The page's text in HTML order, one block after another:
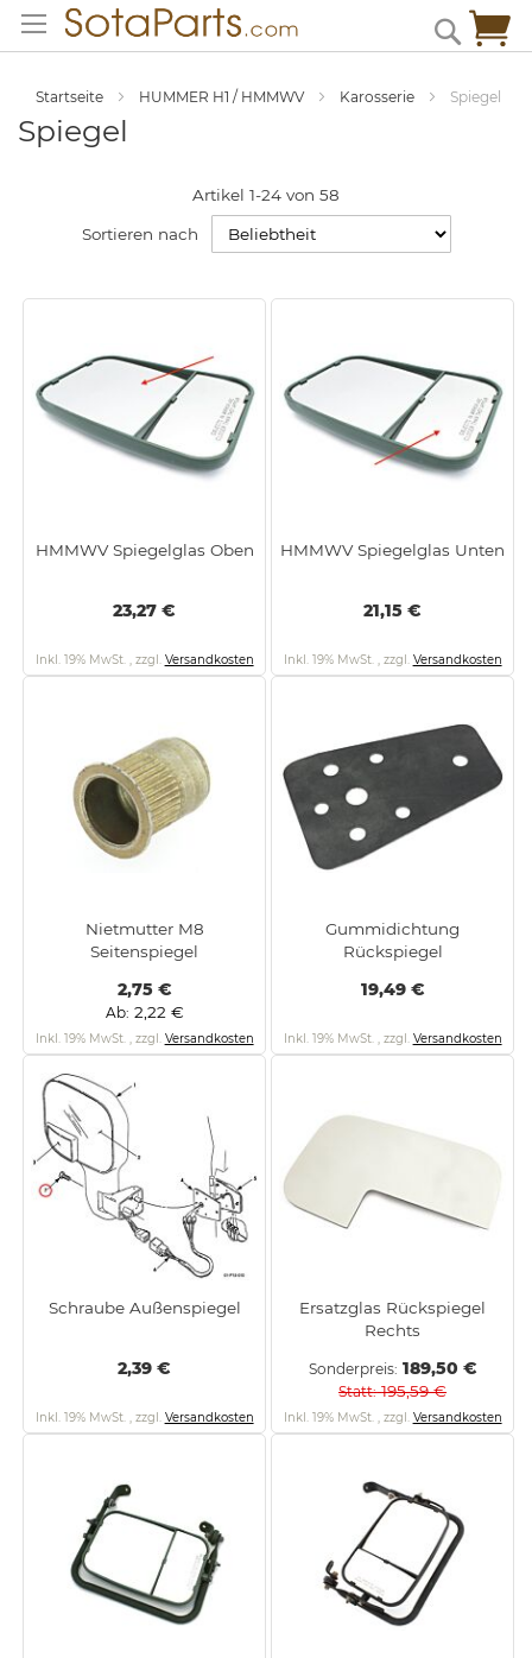
Inhalt
springen
Search
Startseite HUMMER H1 / HMMWV Karosserie Spiegel
Spiegel
Artikel 1-24 von 58
Sortieren nach
HMMWV Spiegelglas Oben
23,27 €
Inkl. 19% MwSt. , zzgl. Versandkosten
HMMWV Spiegelglas Unten
21,15 €
Inkl. 19% MwSt. , zzgl. Versandkosten
Nietmutter M8
Seitenspiegel
2,75 €
Ab 2,22 €
Inkl. 19% MwSt. , zzgl. Versandkosten
Gummidichtung
Rückspiegel
19,49 €
Inkl. 19% MwSt. , zzgl. Versandkosten
Schraube Außenspiegel
2,39 €
Inkl. 19% MwSt. , zzgl. Versandkosten
Ersatzglas Rückspiegel
Rechts
Sonderpreis 189,50 €
Statt 195,59 €
Inkl. 19% MwSt. , zzgl. Versandkosten